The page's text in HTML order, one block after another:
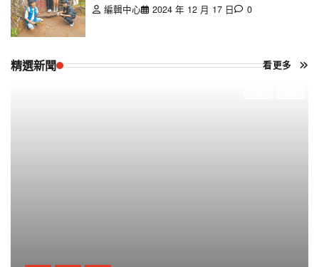
編輯中心 2024 年 12 月 17 日 0
精選新聞 看更多